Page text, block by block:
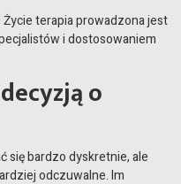
terapia prowadzona jest
i dostosowaniem
o
się bardzo dyskretnie, ale
odczuwalne. Im